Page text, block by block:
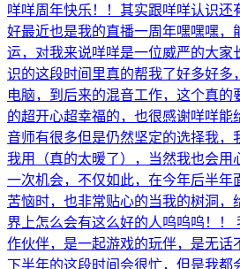
咩咩周年快乐！！其实跟咩咩认识还
好最近也是我的直播一周年嘿嘿嘿，
运，对我来说咩咩是一位威严的大家
识的这段时间里真的帮我了好多好多
电脑，到后来的混音工作，这个真
的超开心超幸福的，也很感谢咩咩能
音师有很多但是仍然坚定的选择我，
我用（真的太暖了），当然我也会用
一次机会，不仅如此，在今年后半年
苦恼时，也非常贴心的当我的树洞，
界上怎么会有这么好的人呜呜呜！！
作伙伴，是一起游戏的玩伴，是无话
下半年的这段时间会很忙，但是我都